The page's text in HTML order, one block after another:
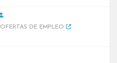
OFERTAS DE EMPLEO